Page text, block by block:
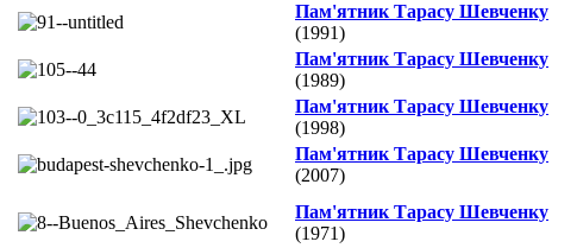
Пам'ятник Тарасу Шевченку
(1991)
Пам'ятник Тарасу Шевченку
(1989)
Пам'ятник Тарасу Шевченку
(1998)
Пам'ятник Тарасу Шевченку
(2007)
Пам'ятник Тарасу Шевченку
(1971)